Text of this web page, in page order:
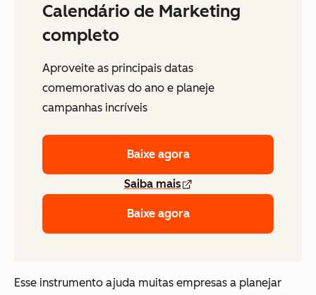
Calendário de Marketing
completo
Aproveite as principais datas
comemorativas do ano e planeje
campanhas incríveis
Baixe agora
Saiba mais
Baixe agora
Esse instrumento ajuda muitas empresas a planejar